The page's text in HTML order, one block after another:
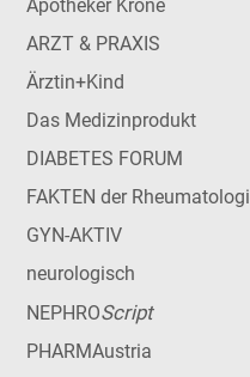
Apotheker Krone
ARZT & PRAXIS
Ärztin+Kind
Das Medizinprodukt
DIABETES FORUM
FAKTEN der
GYN-AKTIV
neurologisch
NEPHROScript
PHARMAustria